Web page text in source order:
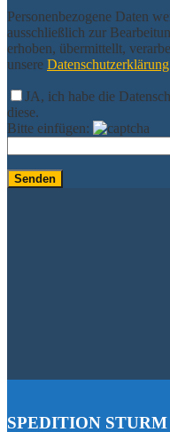
Personenbezogene Daten
ausschließlich zur
erhoben, übermittellt,
unsere Datenschutzerklärung
JA, ich habe die
diese.
Bitte einfügen:
SPEDITION STURM